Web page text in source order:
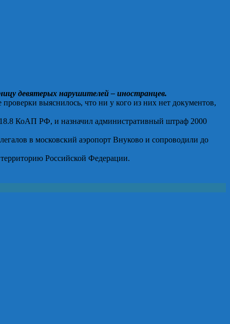
девятерых нарушителей – иностранцев.
выяснилось, что ни у кого из них нет документов,
КоАП РФ, и назначил административный штраф 2000
в московский аэропорт Внуково и сопроводили до
Российской Федерации.